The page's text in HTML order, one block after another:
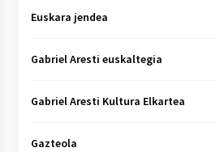
Euskara jendea
Gabriel Aresti euskaltegia
Gabriel Aresti Kultura Elkartea
Gazteola